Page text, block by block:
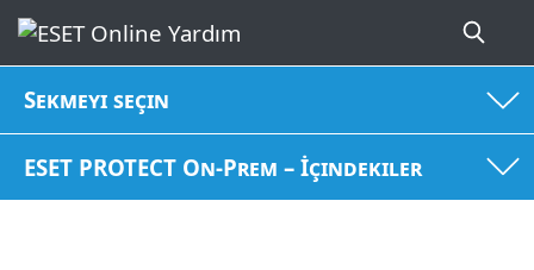
Sekmeyi seçin
ESET PROTECT On-Prem – İçindekiler